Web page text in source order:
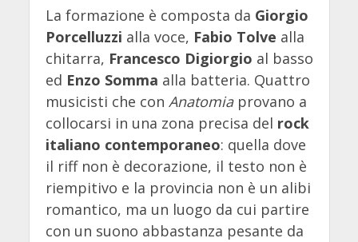
La formazione è composta da Giorgio
Porcelluzzi alla voce, Fabio Tolve alla
chitarra, Francesco Digiorgio al basso
ed Enzo Somma alla batteria. Quattro
musicisti che con Anatomiaprovano a
collocarsi in una zona precisa del rock
italiano contemporaneo: quella dove
il riff non è decorazione, il testo non è
riempitivo e la provincia non è un alibi
romantico, ma un luogo da cui partire
con un suono abbastanza pesante da